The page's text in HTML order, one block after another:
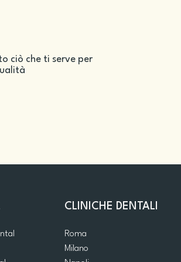
ciò che ti serve per
CLINICHE DENTALI
Roma
Milano